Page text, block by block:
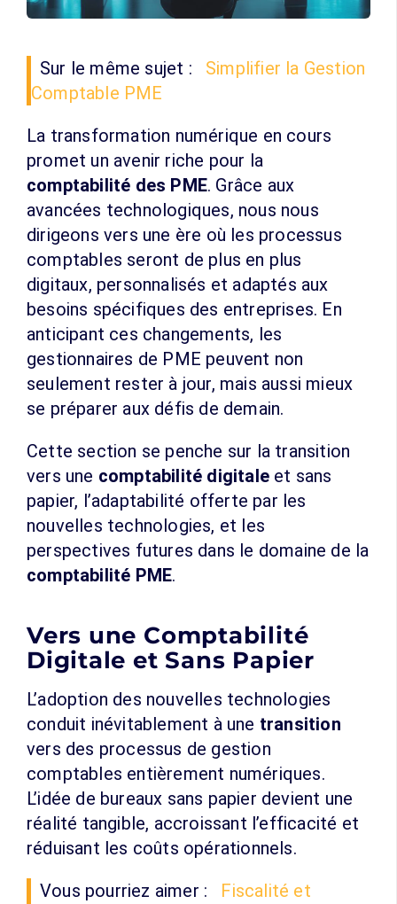
Sur le même sujet :
Simplifier la Gestion
Comptable PME
La transformation numérique en cours
promet un avenir riche pour la
comptabilité des PME. Grâce aux
avancées technologiques, nous nous
dirigeons vers une ère où les processus
comptables seront de plus en plus
digitaux, personnalisés et adaptés aux
besoins spécifiques des entreprises. En
anticipant ces changements, les
gestionnaires de PME peuvent non
seulement rester à jour, mais aussi mieux
se préparer aux défis de demain.
Cette section se penche sur la transition
vers une comptabilité digitale et sans
papier, l’adaptabilité offerte par les
nouvelles technologies, et les
perspectives futures dans le domaine de la
comptabilité PME.
Vers une Comptabilité
Digitale et Sans Papier
L’adoption des nouvelles technologies
conduit inévitablement à une transition
vers des processus de gestion
comptables entièrement numériques.
L’idée de bureaux sans papier devient une
réalité tangible, accroissant l’efficacité et
réduisant les coûts opérationnels.
Vous pourriez aimer :
Fiscalité et